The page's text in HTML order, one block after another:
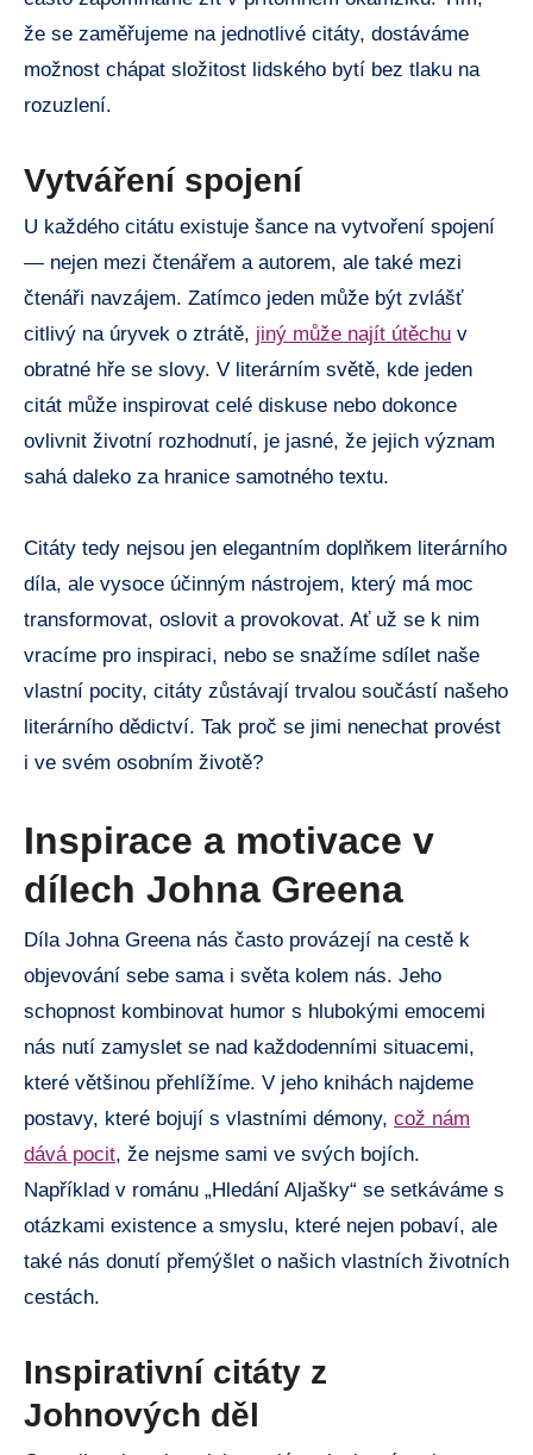
že se zaměřujeme na jednotlivé citáty, dostáváme
možnost chápat složitost lidského bytí bez tlaku na
rozuzlení.
Vytváření spojení
U každého citátu existuje šance na vytvoření spojení
— nejen mezi čtenářem a autorem, ale také mezi
čtenáři navzájem. Zatímco jeden může být zvlášť
citlivý na úryvek o ztrátě, jiný může najít útěchu v
obratné hře se slovy. V literárním světě, kde jeden
citát může inspirovat celé diskuse nebo dokonce
ovlivnit životní rozhodnutí, je jasné, že jejich význam
sahá daleko za hranice samotného textu.
Citáty tedy nejsou jen elegantním doplňkem literárního
díla, ale vysoce účinným nástrojem, který má moc
transformovat, oslovit a provokovat. Ať už se k nim
vracíme pro inspiraci, nebo se snažíme sdílet naše
vlastní pocity, citáty zůstávají trvalou součástí našeho
literárního dědictví. Tak proč se jimi nenechat provést
i ve svém osobním životě?
Inspirace a motivace v
dílech Johna Greena
Díla Johna Greena nás často provázejí na cestě k
objevování sebe sama i světa kolem nás. Jeho
schopnost kombinovat humor s hlubokými emocemi
nás nutí zamyslet se nad každodenními situacemi,
které většinou přehlížíme. V jeho knihách najdeme
postavy, které bojují s vlastními démony, což nám
dává pocit, že nejsme sami ve svých bojích.
Například v románu „Hledání Aljašky“ se setkáváme s
otázkami existence a smyslu, které nejen pobaví, ale
také nás donutí přemýšlet o našich vlastních životních
cestách.
Inspirativní citáty z
Johnových děl